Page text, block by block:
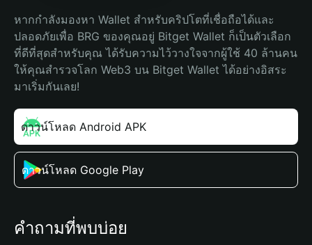
หากกำลังมองหา Wallet สำหรับคริปโตที่เชื่อถือได้และ
ปลอดภัยเพื่อ BRG ของคุณอยู่ Bitget Wallet ก็เป็นตัวเลือก
ที่ดีที่สุดสำหรับคุณ ได้รับความไว้วางใจจากผู้ใช้ 40 ล้านคน
ให้คุณสำรวจโลก Web3 บน Bitget Wallet ได้อย่างอิสระ
มาเริ่มกันเลย!
ดาวน์โหลด Android APK
ดาวน์โหลด Google Play
คำถามที่พบบ่อย